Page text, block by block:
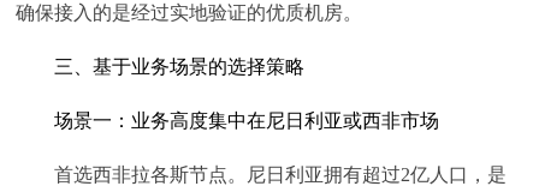
确保接入的是经过实地验证的优质机房。
三、基于业务场景的选择策略
场景一：业务高度集中在尼日利亚或西非市场
首选西非拉各斯节点。尼日利亚拥有超过2亿人口，是